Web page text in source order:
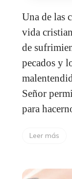
Una de las
vida
de
pecados y
Señor
para
Leer más